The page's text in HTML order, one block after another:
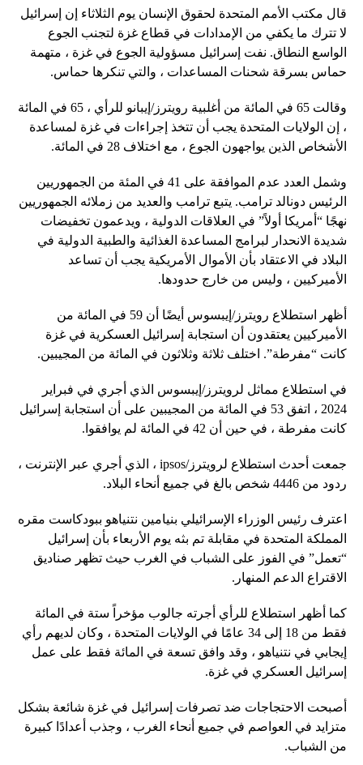
قال مكتب الأمم المتحدة لحقوق الإنسان يوم الثلاثاء إن إسرائيل
لا تترك ما يكفي من الإمدادات في قطاع غزة لتجنب الجوع
الواسع النطاق. نفت إسرائيل مسؤولية الجوع في غزة ، متهمة
حماس بسرقة شحنات المساعدات ، والتي تنكرها حماس.
وقالت 65 في المائة من أغلبية رويترز/إيبانو للرأي ، 65 في المائة
، إن الولايات المتحدة يجب أن تتخذ إجراءات في غزة لمساعدة
الأشخاص الذين يواجهون الجوع ، مع اختلاف 28 في المائة.
وشمل العدد عدم الموافقة على 41 في المئة من الجمهوريين
الرئيس دونالد ترامب. يتبع ترامب والعديد من زملائه الجمهوريين
نهجًا “أمريكا أولاً” في العلاقات الدولية ، ويدعمون تخفيضات
شديدة الانحدار لبرامج المساعدة الغذائية والطبية الدولية في
البلاد في الاعتقاد بأن الأموال الأمريكية يجب أن تساعد
الأميركيين ، وليس من خارج حدودها.
أظهر استطلاع رويترز/إيبسوس أيضًا أن 59 في المائة من
الأميركيين يعتقدون أن استجابة إسرائيل العسكرية في غزة
كانت “مفرطة”. اختلف ثلاثة وثلاثون في المائة من المجيبين.
في استطلاع مماثل لرويترز/إيبسوس الذي أجري في فبراير
2024 ، اتفق 53 في المائة من المجيبين على أن استجابة إسرائيل
كانت مفرطة ، في حين أن 42 في المائة لم يوافقوا.
جمعت أحدث استطلاع لرويترز/ipsos ، الذي أجري عبر الإنترنت ،
ردود من 4446 شخص بالغ في جميع أنحاء البلاد.
اعترف رئيس الوزراء الإسرائيلي بنيامين نتنياهو ببودكاست مقره
المملكة المتحدة في مقابلة تم بثه يوم الأربعاء بأن إسرائيل
“تعمل” في الفوز على الشباب في الغرب حيث تظهر صناديق
الاقتراع الدعم المنهار.
كما أظهر استطلاع للرأي أجرته جالوب مؤخراً ستة في المائة
فقط من 18 إلى 34 عامًا في الولايات المتحدة ، وكان لديهم رأي
إيجابي في نتنياهو ، وقد وافق تسعة في المائة فقط على عمل
إسرائيل العسكري في غزة.
أصبحت الاحتجاجات ضد تصرفات إسرائيل في غزة شائعة بشكل
متزايد في العواصم في جميع أنحاء الغرب ، وجذب أعدادًا كبيرة
من الشباب.